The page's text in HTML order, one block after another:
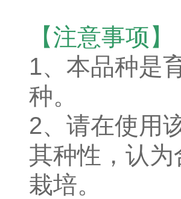
【注意事项】
1、本品种是
种。
2、请在使用
其种性，认
栽培。